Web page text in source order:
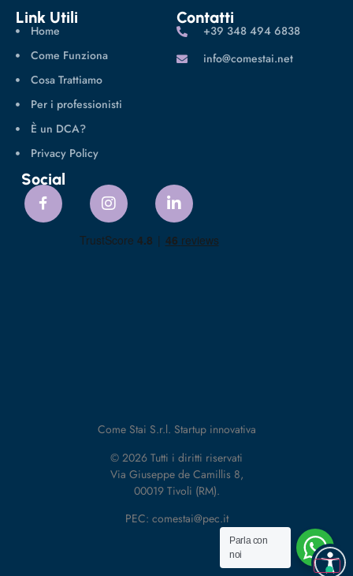
Link Utili
Home
Come Funziona
Cosa Trattiamo
Per i professionisti
È un DCA?
Privacy Policy
Contatti
‪+39 348 494 6838
info@comestai.net
Social
Come Stai S.r.l. Startup innovativa
© 2026 Tutti i diritti riservati
Via Giuseppe de Camillis 8,
00019 Tivoli (RM).
PEC: comestai@pec.it
Parla con
noi